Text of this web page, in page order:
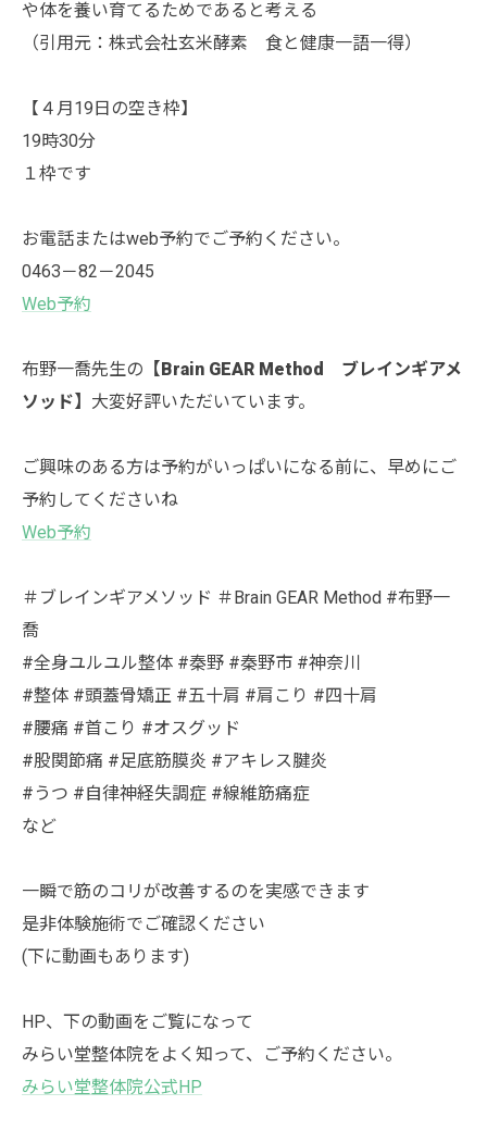
や体を養い育てるためであると考える
（引用元：株式会社玄米酵素 食と健康一語一得）
【４月19日の空き枠】
19時30分
１枠です
お電話またはweb予約でご予約ください。
0463－82－2045
Web予約
布野一喬先生の 【Brain GEAR Method ブレインギアメ
ソッド】 大変好評いただいています。
ご興味のある方は予約がいっぱいになる前に、早めにご
予約してくださいね
Web予約
＃ブレインギアメソッド ＃Brain GEAR Method #布野一
喬
#全身ユルユル整体 #秦野 #秦野市 #神奈川
#整体 #頭蓋骨矯正 #五十肩 #肩こり #四十肩
#腰痛 #首こり #オスグッド
#股関節痛 #足底筋膜炎 #アキレス腱炎
#うつ #自律神経失調症 #線維筋痛症
など
一瞬で筋のコリが改善するのを実感できます
是非体験施術でご確認ください
(下に動画もあります)
HP、下の動画をご覧になって
みらい堂整体院をよく知って、ご予約ください。
みらい堂整体院公式HP